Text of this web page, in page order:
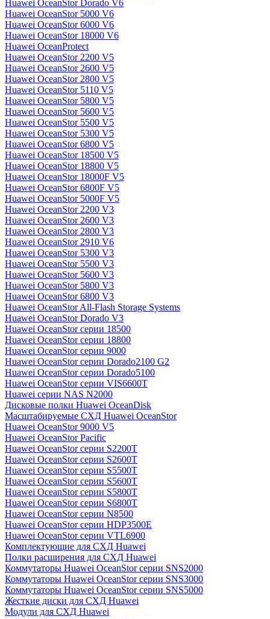
Huawei OceanStor Dorado V6
Huawei OceanStor 5000 V6
Huawei OceanStor 6000 V6
Huawei OceanStor 18000 V6
Huawei OceanProtect
Huawei OceanStor 2200 V5
Huawei OceanStor 2600 V5
Huawei OceanStor 2800 V5
Huawei OceanStor 5110 V5
Huawei OceanStor 5800 V5
Huawei OceanStor 5600 V5
Huawei OceanStor 5500 V5
Huawei OceanStor 5300 V5
Huawei OceanStor 6800 V5
Huawei OceanStor 18500 V5
Huawei OceanStor 18800 V5
Huawei OceanStor 18000F V5
Huawei OceanStor 6800F V5
Huawei OceanStor 5000F V5
Huawei OceanStor 2200 V3
Huawei OceanStor 2600 V3
Huawei OceanStor 2800 V3
Huawei OceanStor 2910 V6
Huawei OceanStor 5300 V3
Huawei OceanStor 5500 V3
Huawei OceanStor 5600 V3
Huawei OceanStor 5800 V3
Huawei OceanStor 6800 V3
Huawei OceanStor All-Flash Storage Systems
Huawei OceanStor Dorado V3
Huawei OceanStor серии 18500
Huawei OceanStor серии 18800
Huawei OceanStor серии 9000
Huawei OceanStor серии Dorado2100 G2
Huawei OceanStor серии Dorado5100
Huawei OceanStor серии VIS6600T
Huawei серии NAS N2000
Дисковые полки Huawei OceanDisk
Масштабируемые СХД Huawei OceanStor
Huawei OceanStor 9000 V5
Huawei OceanStor Pacific
Huawei OceanStor серии S2200T
Huawei OceanStor серии S2600T
Huawei OceanStor серии S5500T
Huawei OceanStor серии S5600T
Huawei OceanStor серии S5800T
Huawei OceanStor серии S6800T
Huawei OceanStor серии N8500
Huawei OceanStor серии HDP3500E
Huawei OceanStor серии VTL6900
Комплектующие для СХД Huawei
Полки расширения для СХД Huawei
Коммутаторы Huawei OceanStor серии SNS2000
Коммутаторы Huawei OceanStor серии SNS3000
Коммутаторы Huawei OceanStor серии SNS5000
Жесткие диски для СХД Huawei
Модули для СХД Huawei